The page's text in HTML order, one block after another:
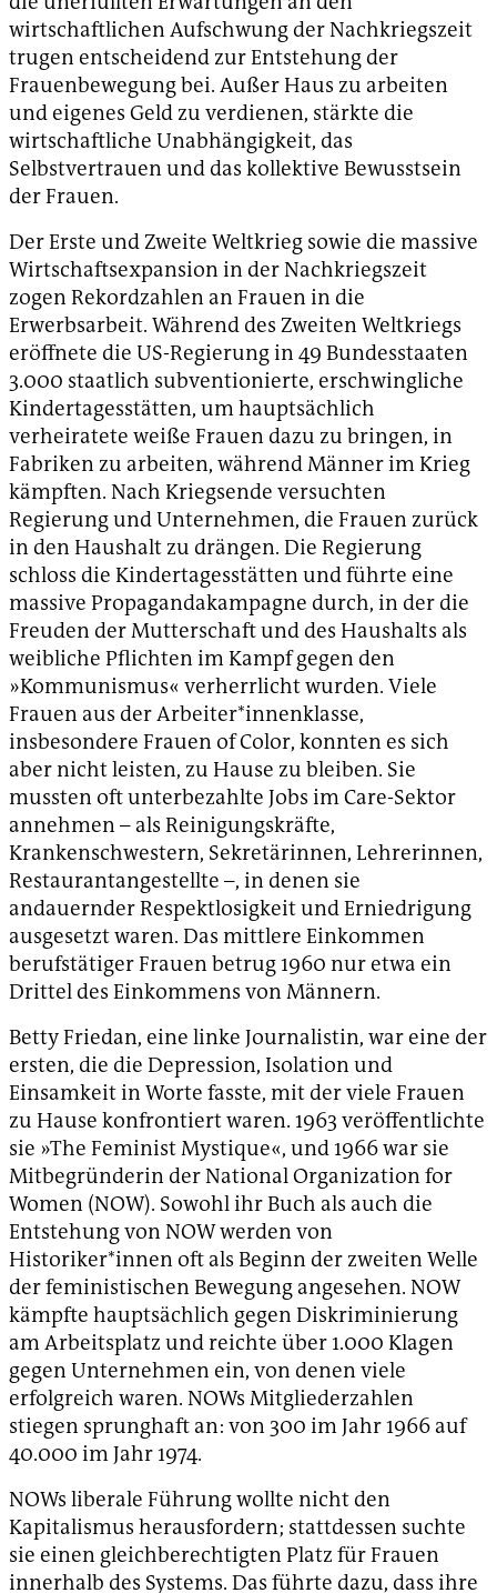
wirtschaftlichen Aufschwung der Nachkriegszeit
trugen entscheidend zur Entstehung der
Frauenbewegung bei. Außer Haus zu arbeiten
und eigenes Geld zu verdienen, stärkte die
wirtschaftliche Unabhängigkeit, das
Selbstvertrauen und das kollektive Bewusstsein
der Frauen.
Der Erste und Zweite Weltkrieg sowie die massive
Wirtschaftsexpansion in der Nachkriegszeit
zogen Rekordzahlen an Frauen in die
Erwerbsarbeit. Während des Zweiten Weltkriegs
eröffnete die US-Regierung in 49 Bundesstaaten
3.000 staatlich subventionierte, erschwingliche
Kindertagesstätten, um hauptsächlich
verheiratete weiße Frauen dazu zu bringen, in
Fabriken zu arbeiten, während Männer im Krieg
kämpften. Nach Kriegsende versuchten
Regierung und Unternehmen, die Frauen zurück
in den Haushalt zu drängen. Die Regierung
schloss die Kindertagesstätten und führte eine
massive Propagandakampagne durch, in der die
Freuden der Mutterschaft und des Haushalts als
weibliche Pflichten im Kampf gegen den
»Kommunismus« verherrlicht wurden. Viele
Frauen aus der Arbeiter*innenklasse,
insbesondere Frauen of Color, konnten es sich
aber nicht leisten, zu Hause zu bleiben. Sie
mussten oft unterbezahlte Jobs im Care-Sektor
annehmen – als Reinigungskräfte,
Krankenschwestern, Sekretärinnen, Lehrerinnen,
Restaurantangestellte –, in denen sie
andauernder Respektlosigkeit und Erniedrigung
ausgesetzt waren. Das mittlere Einkommen
berufstätiger Frauen betrug 1960 nur etwa ein
Drittel des Einkommens von Männern.
Betty Friedan, eine linke Journalistin, war eine der
ersten, die die Depression, Isolation und
Einsamkeit in Worte fasste, mit der viele Frauen
zu Hause konfrontiert waren. 1963 veröffentlichte
sie »The Feminist Mystique«, und 1966 war sie
Mitbegründerin der National Organization for
Women (NOW). Sowohl ihr Buch als auch die
Entstehung von NOW werden von
Historiker*innen oft als Beginn der zweiten Welle
der feministischen Bewegung angesehen. NOW
kämpfte hauptsächlich gegen Diskriminierung
am Arbeitsplatz und reichte über 1.000 Klagen
gegen Unternehmen ein, von denen viele
erfolgreich waren. NOWs Mitgliederzahlen
stiegen sprunghaft an: von 300 im Jahr 1966 auf
40.000 im Jahr 1974.
NOWs liberale Führung wollte nicht den
Kapitalismus herausfordern; stattdessen suchte
sie einen gleichberechtigten Platz für Frauen
innerhalb des Systems. Das führte dazu, dass ihre